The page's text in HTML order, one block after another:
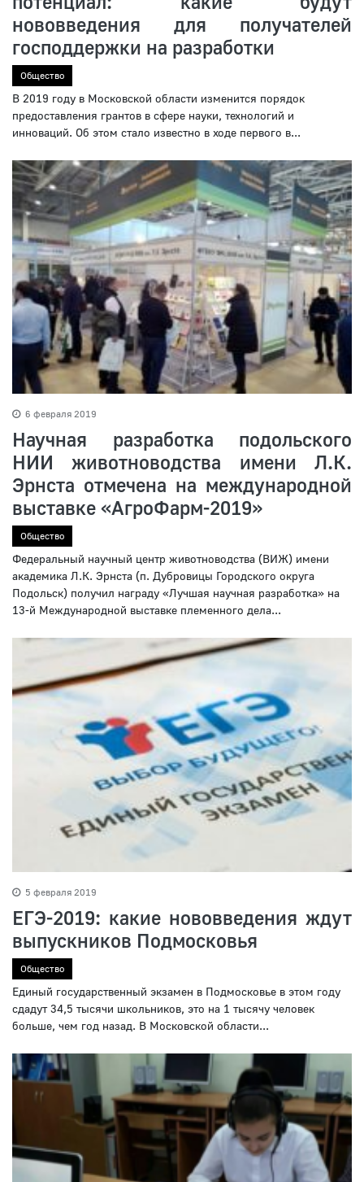
нововведения для получателей
господдержки на разработки
Общество
В 2019 году в Московской области изменится порядок
предоставления грантов в сфере науки, технологий и
инноваций. Об этом стало известно в ходе первого в...
6 февраля 2019
Научная разработка подольского
НИИ животноводства имени Л.К.
Эрнста отмечена на международной
выставке «АгроФарм-2019»
Общество
Федеральный научный центр животноводства (ВИЖ) имени
академика Л.К. Эрнста (п. Дубровицы Городского округа
Подольск) получил награду «Лучшая научная разработка» на
13-й Международной выставке племенного дела...
5 февраля 2019
ЕГЭ-2019: какие нововведения ждут
выпускников Подмосковья
Общество
Единый государственный экзамен в Подмосковье в этом году
сдадут 34,5 тысячи школьников, это на 1 тысячу человек
больше, чем год назад. В Московской области...